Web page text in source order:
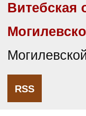
Витебская
RSS